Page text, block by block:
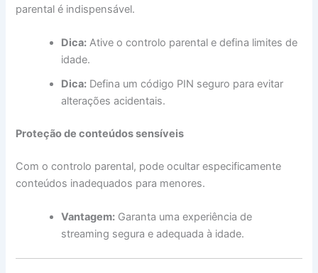
parental é indispensável.
Dica: Ative o controlo parental e defina limites de
idade.
Dica: Defina um código PIN seguro para evitar
alterações acidentais.
Proteção de conteúdos sensíveis
Com o controlo parental, pode ocultar especificamente
conteúdos inadequados para menores.
Vantagem: Garanta uma experiência de
streaming segura e adequada à idade.